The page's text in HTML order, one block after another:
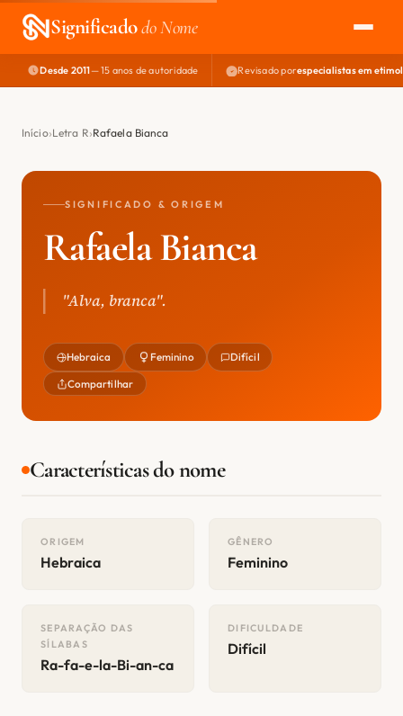
Significadodo Nome
EXPLORAR
NOME PERFEITO
Desde 2011— 15 anos de autoridade Revisado porespecialistas em
Início Letra R Rafaela Bianca
SIGNIFICADO & ORIGEM
Rafaela Bianca
"Alva, branca".
Hebraica Feminino Difícil
Compartilhar
Características do nome
ORIGEM
Hebraica
GÊNERO
Feminino
SEPARAÇÃO DAS
SÍLABAS
Ra-fa-e-la-Bi-an-ca
DIFICULDADE
Difícil